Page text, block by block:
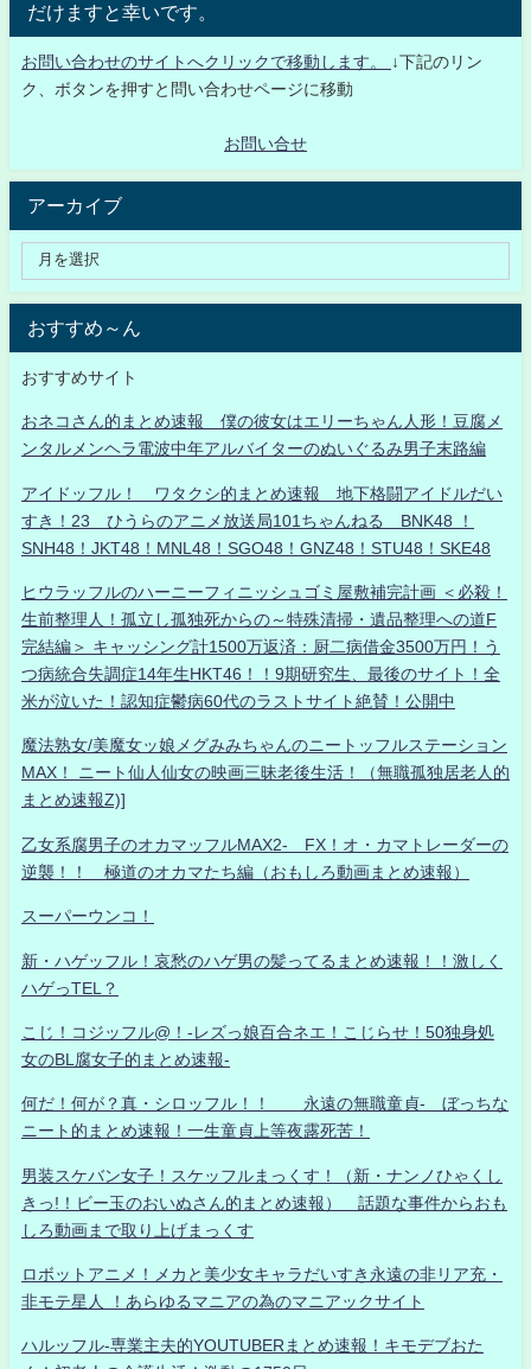
だけますと幸いです。
お問い合わせのサイトへクリックで移動します。
↓下記のリン
ク、ボタンを押すと問い合わせページに移動
お問い合せ
アーカイブ
おすすめ～ん
おすすめサイト
おネコさん的まとめ速報 僕の彼女はエリーちゃん人形！豆腐メ
ンタルメンヘラ電波中年アルバイターのぬいぐるみ男子末路編
アイドッフル！ ワタクシ的まとめ速報 地下格闘アイドルだい
すき！23 ひうらのアニメ放送局101ちゃんねる BNK48 ！
SNH48！JKT48！MNL48！SGO48！GNZ48！STU48！SKE48
ヒウラッフルのハーニーフィニッシュゴミ屋敷補完計画 ＜必殺！
生前整理人！孤立し孤独死からの～特殊清掃・遺品整理への道F
完結編＞ キャッシング計1500万返済：厨二病借金3500万円！う
つ病統合失調症14年生HKT46！！9期研究生、最後のサイト！全
米が泣いた！認知症鬱病60代のラストサイト絶賛！公開中
魔法熟女/美魔女ッ娘メグみみちゃんのニートッフルステーション
MAX！ ニート仙人仙女の映画三昧老後生活！（無職孤独居老人的
まとめ速報Z)]
乙女系腐男子のオカマッフルMAX2- FX！オ・カマトレーダーの
逆襲！！ 極道のオカマたち編（おもしろ動画まとめ速報）
スーパーウンコ！
新・ハゲッフル！哀愁のハゲ男の髪ってるまとめ速報！！激しく
ハゲっTEL？
こじ！コジッフル@！-レズっ娘百合ネエ！こじらせ！50独身処
女のBL腐女子的まとめ速報-
何だ！何が？真・シロッフル！！ 永遠の無職童貞- ぼっちな
ニート的まとめ速報！一生童貞上等夜露死苦！
男装スケバン女子！スケッフルまっくす！（新・ナンノひゃくし
きっ!！ビー玉のおいぬさん的まとめ速報） 話題な事件からおも
しろ動画まで取り上げまっくす
ロボットアニメ！メカと美少女キャラだいすき永遠の非リア充・
非モテ星人 ！あらゆるマニアの為のマニアックサイト
ハルッフル-専業主夫的YOUTUBERまとめ速報！キモデブおた